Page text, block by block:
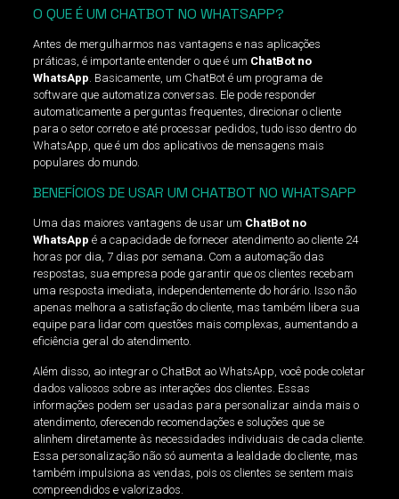
O QUE É UM CHATBOT NO WHATSAPP?
Antes de mergulharmos nas vantagens e nas aplicações
práticas, é importante entender o que é um ChatBot no
WhatsApp . Basicamente, um ChatBot é um programa de
software que automatiza conversas. Ele pode responder
automaticamente a perguntas frequentes, direcionar o cliente
para o setor correto e até processar pedidos, tudo isso dentro do
WhatsApp, que é um dos aplicativos de mensagens mais
populares do mundo.
BENEFÍCIOS DE USAR UM CHATBOT NO WHATSAPP
Uma das maiores vantagens de usar um ChatBot no
WhatsApp é a capacidade de fornecer atendimento ao cliente 24
horas por dia, 7 dias por semana. Com a automação das
respostas, sua empresa pode garantir que os clientes recebam
uma resposta imediata, independentemente do horário. Isso não
apenas melhora a satisfação do cliente, mas também libera sua
equipe para lidar com questões mais complexas, aumentando a
eficiência geral do atendimento.
Além disso, ao integrar o ChatBot ao WhatsApp, você pode coletar
dados valiosos sobre as interações dos clientes. Essas
informações podem ser usadas para personalizar ainda mais o
atendimento, oferecendo recomendações e soluções que se
alinhem diretamente às necessidades individuais de cada cliente.
Essa personalização não só aumenta a lealdade do cliente, mas
também impulsiona as vendas, pois os clientes se sentem mais
compreendidos e valorizados.